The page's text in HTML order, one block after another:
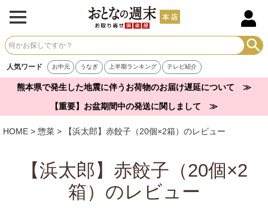
人気ワード お中元 うなぎ 上半期ランキング テレビ紹介
熊本県で発生した地震に伴うお荷物のお届け遅延について ≫
【重要】お盆期間中の発送に関しまして ≫
HOME 惣菜 【浜太郎】赤餃子（20個×2箱）のレビュー
【浜太郎】赤餃子（20個×2
箱）のレビュー